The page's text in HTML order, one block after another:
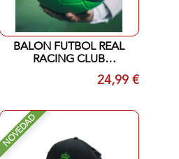
BALON FUTBOL REAL
RACING CLUB
SANTANDER VERDE
24,99 €
NOVEDAD